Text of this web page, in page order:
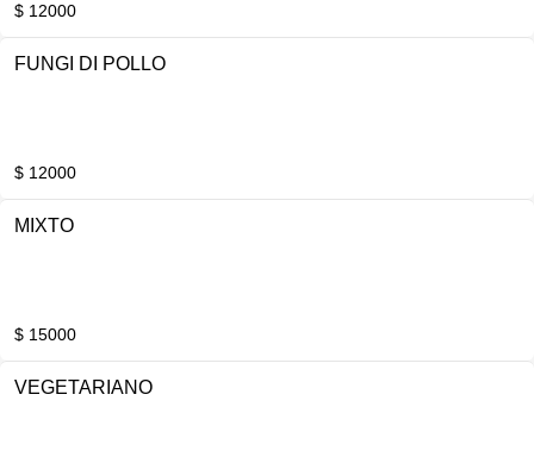
$ 12000
FUNGI DI POLLO
$ 12000
MIXTO
$ 15000
VEGETARIANO